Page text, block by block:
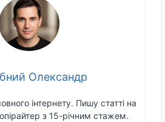
Олександр
інтернету. Пишу статті на
з 15-річним стажем.